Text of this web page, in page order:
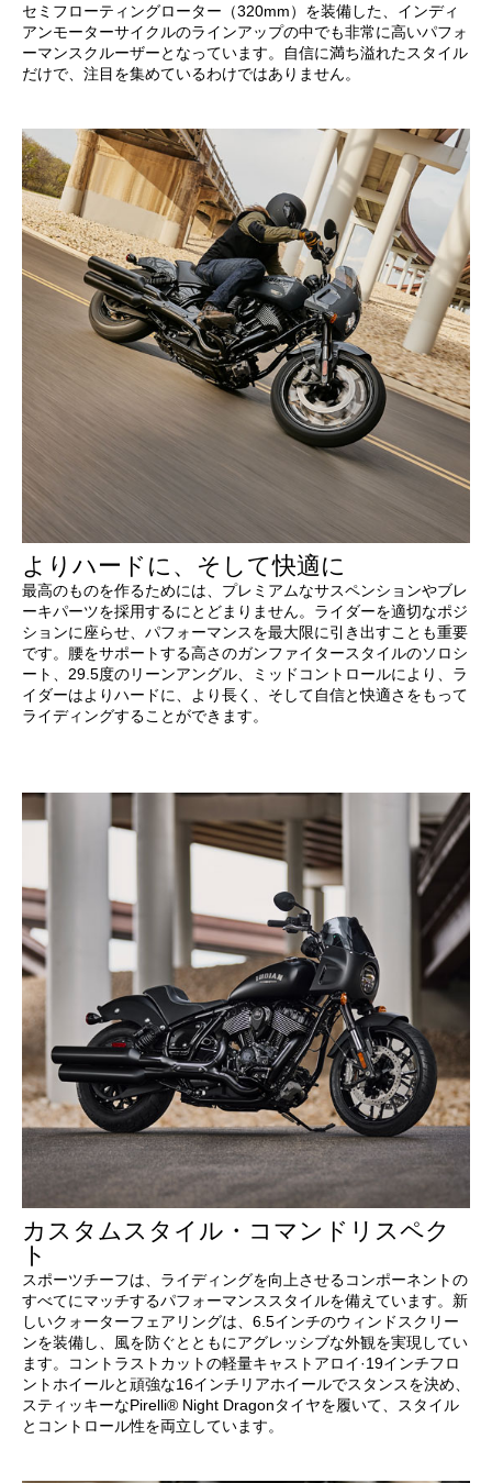
セミフローティングローター（320mm）を装備した、インディ
アンモーターサイクルのラインアップの中でも非常に高いパフォ
ーマンスクルーザーとなっています。自信に満ち溢れたスタイル
だけで、注目を集めているわけではありません。
よりハードに、そして快適に
最高のものを作るためには、プレミアムなサスペンションやブレ
ーキパーツを採用するにとどまりません。ライダーを適切なポジ
ションに座らせ、パフォーマンスを最大限に引き出すことも重要
です。腰をサポートする高さのガンファイタースタイルのソロシ
ート、29.5度のリーンアングル、ミッドコントロールにより、ラ
イダーはよりハードに、より長く、そして自信と快適さをもって
ライディングすることができます。
カスタムスタイル・コマンドリスペク
ト
スポーツチーフは、ライディングを向上させるコンポーネントの
すべてにマッチするパフォーマンススタイルを備えています。新
しいクォーターフェアリングは、6.5インチのウィンドスクリー
ンを装備し、風を防ぐとともにアグレッシブな外観を実現してい
ます。コントラストカットの軽量キャストアロイ·19インチフロ
ントホイールと頑強な16インチリアホイールでスタンスを決め、
スティッキーなPirelli® Night Dragonタイヤを履いて、スタイル
とコントロール性を両立しています。